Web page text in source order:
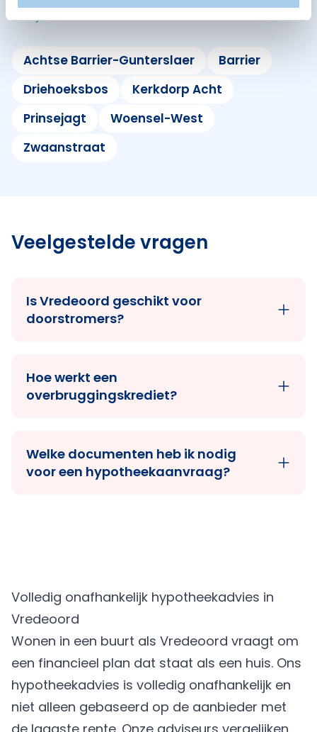
Achtse Barrier-Gunterslaer
Barrier
Driehoeksbos
Kerkdorp Acht
Prinsejagt
Woensel-West
Zwaanstraat
Veelgestelde vragen
Is Vredeoord geschikt voor
doorstromers?
Hoe werkt een
overbruggingskrediet?
Welke documenten heb ik nodig
voor een hypotheekaanvraag?
Volledig onafhankelijk hypotheekadvies in
Vredeoord
Wonen in een buurt als Vredeoord vraagt om
een financieel plan dat staat als een huis. Ons
hypotheekadvies is volledig onafhankelijk en
niet alleen gebaseerd op de aanbieder met